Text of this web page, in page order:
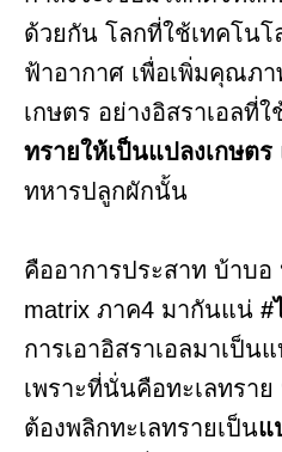
ด้วยกัน โลกที่ใช้เทคโน
ฟ้าอากาศ เพื่อเพิ่มคุณภ
เกษตร อย่างอิสราเอลที่ใ
ทรายให้เป็นแปลงเกษตร
ทหารปลูกผักนั้น
คืออาการประสาท บ้าบอ
matrix ภาค4 มากันแน่ #
การเอาอิสราเอลมาเป็น
เพราะที่นั่นคือทะเลทรา
ต้องพลิกทะเลทรายเป็นแ